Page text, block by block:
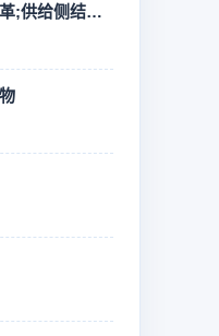
供给侧结构性改革;供给侧结构性改革什么时候提出来